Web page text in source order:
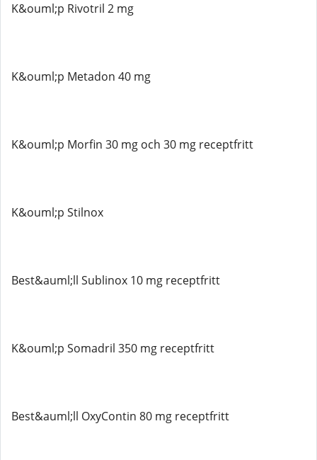
K&ouml;p Rivotril 2 mg
K&ouml;p Metadon 40 mg
K&ouml;p Morfin 30 mg och 30 mg receptfritt
K&ouml;p Stilnox
Best&auml;ll Sublinox 10 mg receptfritt
K&ouml;p Somadril 350 mg receptfritt
Best&auml;ll OxyContin 80 mg receptfritt